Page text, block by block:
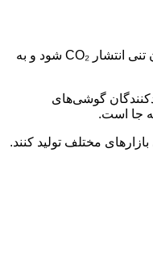
برچسب طراحی زیست‌محیطی بخشی از یک کمپین گسترده‌تر اتحادیه اروپا با هدف بهبود بهره‌وری انرژی تا سال ۲۰۳۰ است. انتظار می‌رود این ابتکار عمل منجر به کاهش ۴۶ میلیون تنی انتشار CO₂ شود و به
شاهد آن هستیم که تولیدکنندگان گوشی‌های
جا است.
مختلف تولید کنند.